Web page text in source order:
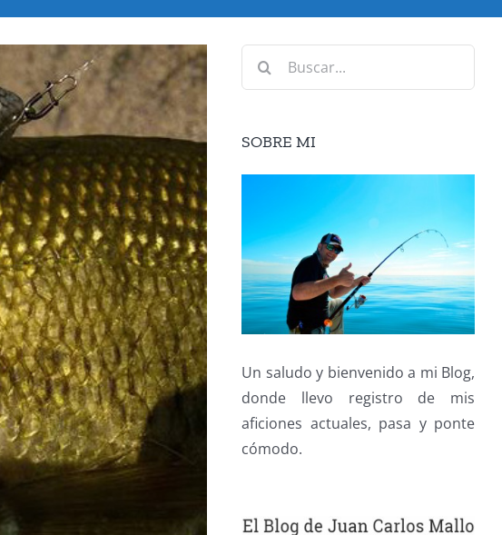
Buscar:
SOBRE MI
Un saludo y bienvenido a mi Blog,
donde llevo registro de mis
aficiones actuales, pasa y ponte
cómodo.